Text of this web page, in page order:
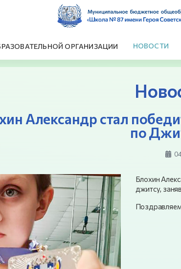
ОРГАНИЗАЦИИ НОВОСТИ
Александр стал
по
Блохин
джитсу,